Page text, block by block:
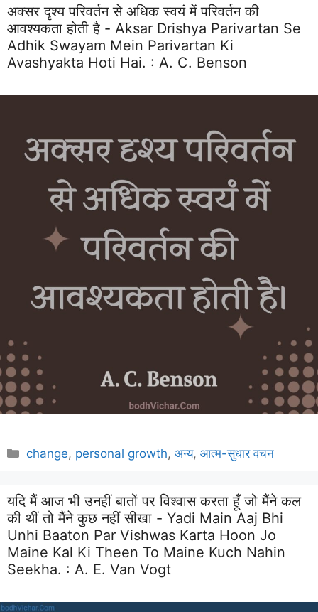
अक्सर दृश्य परिवर्तन से अधिक स्वयं में परिवर्तन की
आवश्यकता होती है - Aksar Drishya Parivartan Se
Adhik Swayam Mein Parivartan Ki
Avashyakta Hoti Hai. : A. C. Benson
Categories
change, personal growth,अन्य,आत्म-सुधार वचन
यदि मैं आज भी उनहीं बातों पर विश्वास करता हूँ जो मैंने कल
की थीं तो मैंने कुछ नहीं सीखा - Yadi Main Aaj Bhi
Unhi Baaton Par Vishwas Karta Hoon Jo
Maine Kal Ki Theen To Maine Kuch Nahin
Seekha. : A. E. Van Vogt